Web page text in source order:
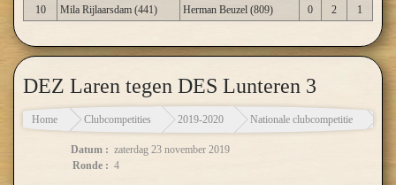
10
Mila Rijlaarsdam (441) Herman Beuzel (809) 0 2 1
DEZ Laren tegen DES Lunteren 3
Home Clubcompetities 2019-2020 Nationale clubcompetitie
Datum : zaterdag 23 november 2019
Ronde : 4